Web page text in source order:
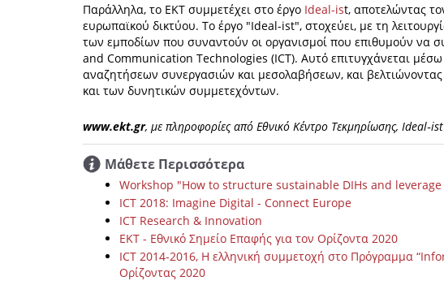
Παράλληλα, το ΕΚΤ συμμετέχει στο έργο Ideal-ist, αποτελώντας
ευρωπαϊκού δικτύου. Το έργο "Ideal-ist", στοχεύει, με τη
των εμποδίων που συναντούν οι οργανισμοί που επιθυμούν
and Communication Technologies (ICT). Αυτό επιτυγχάνεται μέσω
αναζητήσεων συνεργασιών και μεσολαβήσεων, και
και των δυνητικών συμμετεχόντων.
www.ekt.gr, με πληροφορίες από Εθνικό Κέντρο Τεκμηρίωσης, Ideal‐ist
Μάθετε Περισσότερα
Workshop "How to structure sustainable DIHs and
ICT 2018: Imagine Digital - Connect Europe
ICT Research & Innovation
EKT - Eθνικό Σημείο Επαφής για τον Ορίζοντα 2020
ICT 2014-2016, Η ελληνική συμμετοχή στο Πρόγραμμα
Ορίζοντας 2020